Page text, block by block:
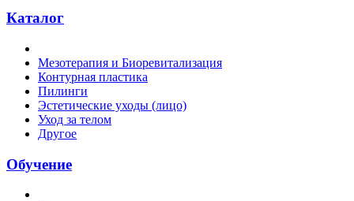
Каталог
Мезотерапия и Биоревитализация
Контурная пластика
Пилинги
Эстетические уходы (лицо)
Уход за телом
Другое
Обучение